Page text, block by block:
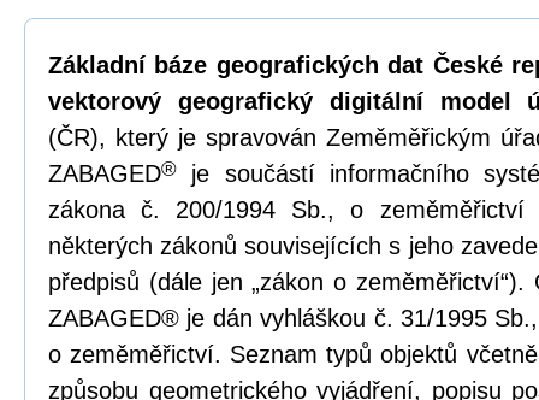
Základní báze geografických dat České
vektorový geografický digitální model
(ČR), který je spravován Zeměměřickým
ZABAGED® je součástí informačního
zákona č. 200/1994 Sb., o
některých zákonů souvisejících s jeho
předpisů (dále jen „zákon o
ZABAGED® je dán vyhláškou č. 31/1995
o zeměměřictví. Seznam typů objektů
způsobu geometrického vyjádření, popisu